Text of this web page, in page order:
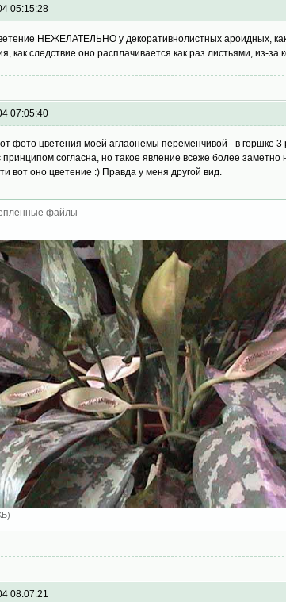
05:15:28
НЕЖЕЛАТЕЛЬНО у декоративнолистных ароидных,
как следствие оно расплачивается как раз листьями,
07:05:40
фото цветения моей аглаонемы переменчивой - в горшке
согласна, но такое явление всеже более
вот оно цветение :) Правда у меня другой вид.
файлы
08:07:21